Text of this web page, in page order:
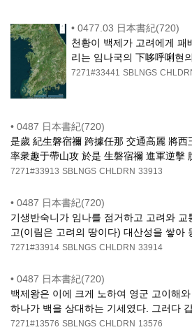
• 0477.03 日本書紀(720)
천황이 백제가 고려에게 패
리는 임나국의 下哆呼唎현
7271#33441 SBLNGS
• 0487 日本書紀(720)
是歲 紀生磐宿禰 跨據任那 交通高麗 將
率衆趣于帶山攻 於是 生磐宿禰 進軍逆擊
7271#33913 SBLNGS CHLDRN 33913
• 0487 日本書紀(720)
기생반숙니가 임나를 점거하고 고려와
고(이림은 고려의 땅이다) 대산성을 쌓아
7271#33914 SBLNGS CHLDRN 33914
• 0487 日本書紀(720)
백제왕은 이에 크게 노하여 영군 고이해
하나가 백을 상대하는 기세였다. 그러다
7271#13576 SBLNGS CHLDRN 13576